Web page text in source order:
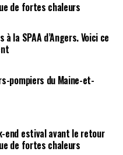
de fortes chaleurs
la SPAA d’Angers. Voici ce
pompiers du Maine-et-
end estival avant le retour
de fortes chaleurs